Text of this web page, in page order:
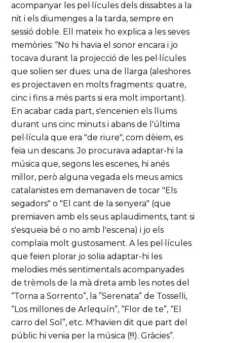
acompanyar les pel·lícules dels dissabtes a la
nit i els diumenges a la tarda, sempre en
sessió doble. Ell mateix ho explica a les seves
memòries: “No hi havia el sonor encara i jo
tocava durant la projecció de les pel·lícules
que solien ser dues: una de llarga (aleshores
es projectaven en molts fragments: quatre,
cinc i fins a més parts si era molt important).
En acabar cada part, s'encenien els llums
durant uns cinc minuts i abans de l'última
pel·lícula que era "de riure", com dèiem, es
feia un descans. Jo procurava adaptar-hi la
música que, segons les escenes, hi anés
millor, però alguna vegada els meus amics
catalanistes em demanaven de tocar "Els
segadors" o "El cant de la senyera" (que
premiaven amb els seus aplaudiments, tant si
s'esqueia bé o no amb l'escena) i jo els
complaïa molt gustosament. A les pel·lícules
que feien plorar jo solia adaptar-hi les
melodies més sentimentals acompanyades
de trèmols de la mà dreta amb les notes del
“Torna a Sorrento”, la ”Serenata” de Tosselli,
“Los millones de Arlequín”, “Flor de te”, “El
carro del Sol”, etc. M'havien dit que part del
públic hi venia per la música (!!!). Gràcies”.